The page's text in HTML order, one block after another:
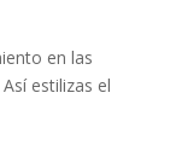
en las
estilizas el